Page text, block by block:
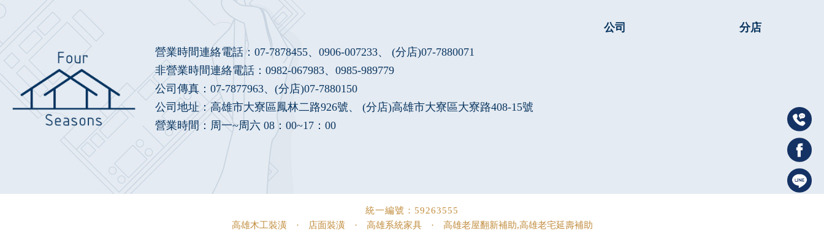
營業時間連絡電話：07-7878455、0906-007233、 (分店)07-7880071
非營業時間連絡電話：0982-067983、0985-989779
公司傳真：07-7877963、(分店)07-7880150
公司地址：高雄市大寮區鳳林二路926號、 (分店)高雄市大寮區大寮路408-15號
營業時間：周一~周六 08：00~17：00
公司 分店
統一編號：59263555
高雄木工裝潢· 店面裝潢· 高雄系統家具· 高雄老屋翻新補助,高雄老宅延壽補助